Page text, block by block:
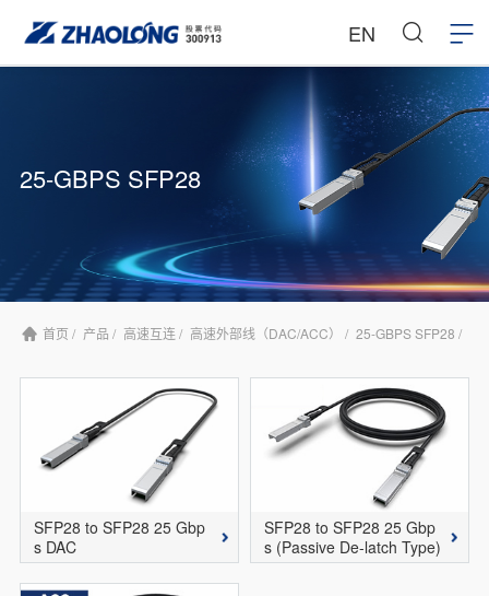
EN
25-GBPS SFP28
首页 / 产品 / 高速互连 / 高速外部线（DAC/ACC） / 25-GBPS SFP28 /
SFP28 to SFP28 25 Gbp
s DAC
SFP28 to SFP28 25 Gbp
s (Passive De-latch Type)